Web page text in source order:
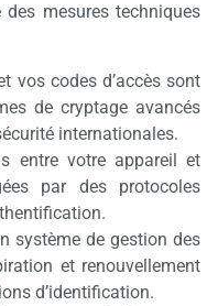
mesures techniques
vos codes d’accès sont
de cryptage avancés
internationales.
entre votre appareil et
par des protocoles
système de gestion des
et renouvellement
d’identification.